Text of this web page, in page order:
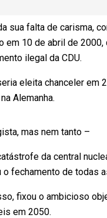
sua falta de carisma,
em 10 de abril de
ilegal da CDU.
eleita chanceler em
Alemanha.
mas nem tanto –
da central
o fechamento de todas
fixou o ambicioso
em 2050.